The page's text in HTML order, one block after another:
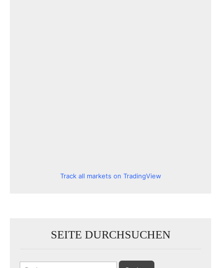
Track all markets on TradingView
SEITE DURCHSUCHEN
Suchen